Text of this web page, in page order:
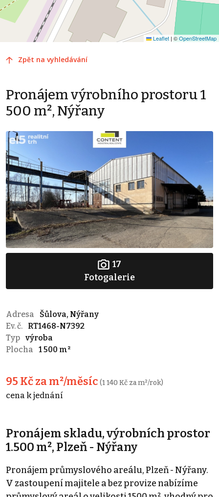
Leaflet | ©OpenStreetMap
Zpět na vyhledávání
Pronájem výrobního prostoru 1
500 m², Nýřany
17
Fotogalerie
Adresa
Šůlova, Nýřany
Ev. č.
RT1468-N7392
Typ výroba
Plocha
1 500 m²
95 Kč za m²/měsíc (1 140 Kč za m²/rok)
cena k jednání
Pronájem skladu, výrobních prostor
1.500 m², Plzeň - Nýřany
Pronájem průmyslového areálu, Plzeň - Nýřany.
V zastoupení majitele a bez provize nabízíme